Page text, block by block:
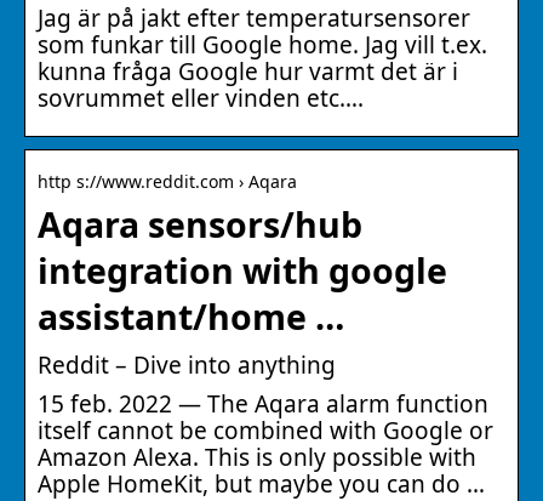
Jag är på jakt efter temperatursensorer
som funkar till Google home. Jag vill t.ex.
kunna fråga Google hur varmt det är i
sovrummet eller vinden etc….
http s://www.reddit.com › Aqara
Aqara sensors/hub
integration with google
assistant/home …
Reddit – Dive into anything
15 feb. 2022 — The Aqara alarm function
itself cannot be combined with Google or
Amazon Alexa. This is only possible with
Apple HomeKit, but maybe you can do …